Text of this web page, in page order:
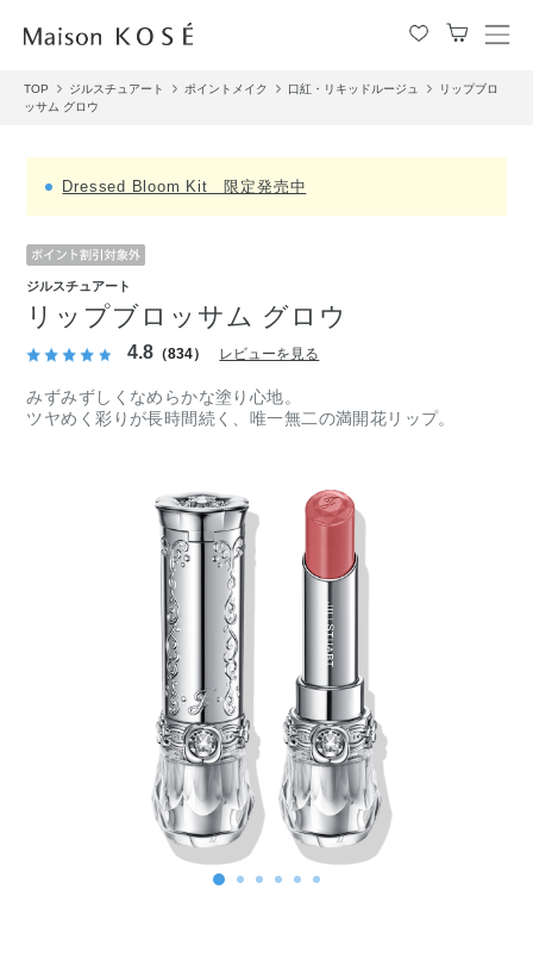
メ
す
TOP ジルスチュアート ポイントメイク 口紅・リキッドルージュ
リップブロ
ッサム グロウ
Dressed Bloom Kit 限定発売中
ジルスチュアート
リップブロッサム グロウ
4.8 （834） レビューを見る
みずみずしくなめらかな塗り心地。
ツヤめく彩りが長時間続く、唯一無二の満開花リップ。